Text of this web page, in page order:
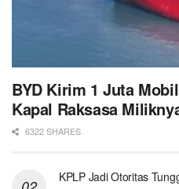
BYD Kirim 1 Juta
Kapal Raksasa
6322 SHARES
KPLP Jadi Otoritas